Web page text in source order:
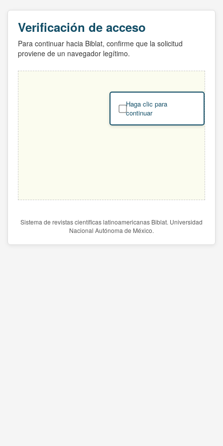
Verificación de acceso
Para continuar hacia Biblat, confirme que la solicitud
proviene de un navegador legítimo.
Haga clic para
continuar
Sistema de revistas científicas latinoamericanas Biblat. Universidad
Nacional Autónoma de México.